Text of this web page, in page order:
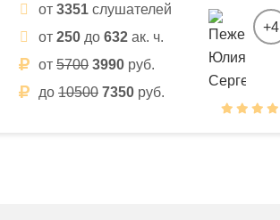
от 3351 слушателей
от 250 до 632 ак. ч.
от 5700 3990 руб.
до 10500 7350 руб.
+4